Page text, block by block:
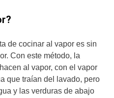
de cocinar al vapor es sin
Con este método, la
al vapor, con el vapor
que traían del lavado, pero
y las verduras de abajo